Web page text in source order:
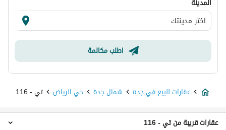
المدينة
اطلب مكالمة
عقارات للبيع في جدة شمال جدة حي الرياض تي - 116
عقارات قريبة من تي - 116